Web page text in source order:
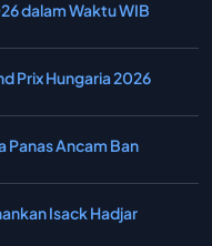
dalam Waktu WIB
Prix Hungaria 2026
Panas Ancam Ban
Isack Hadjar